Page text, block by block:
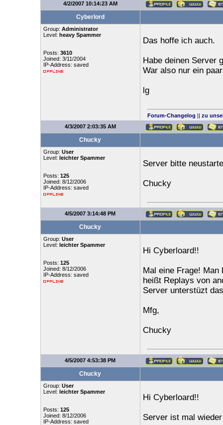
4/2/2007 10:14:23 AM
Cyberlord
Group: Administrator
Level: heavy Spammer
Posts: 3610
Joined: 3/11/2004
IP-Address: saved
Das hoffe ich auch.
Habe deinen Server
War also nur ein
lg
Forum-Changelog || zu
4/3/2007 2:03:35 AM
Chucky
Group: User
Level: leichter Spammer
Posts: 125
Joined: 8/12/2006
IP-Address: saved
Server bitte
Chucky
4/5/2007 3:14:48 PM
Chucky
Group: User
Level: leichter Spammer
Posts: 125
Joined: 8/12/2006
IP-Address: saved
Hi Cyberloard!!
Mal eine Frage!
heißt Replays von
Server unterstüzt
Mfg,
Chucky
4/5/2007 4:53:38 PM
Chucky
Group: User
Level: leichter Spammer
Posts: 125
Joined: 8/12/2006
IP-Address: saved
Hi Cyberloard!!
Server ist mal